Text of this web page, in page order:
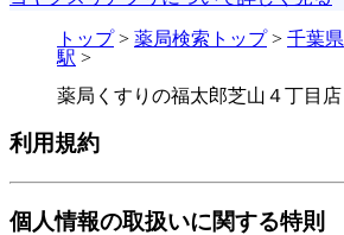
トップ> 薬局検索トップ> 千葉県
駅 >
薬局くすりの福太郎芝山４丁目店
利用規約
個人情報の取扱いに関する特則